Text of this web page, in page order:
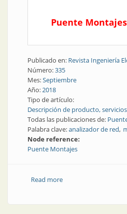
Puente Montajes
Publicado en: Revista Ingeniería
Número:335
Mes:Septiembre
Año:2018
Tipo de artículo:
Descripción de producto,
Todas las publicaciones de:
Palabra clave:analizador de red
Node reference:
Puente Montajes
Read moreabout Control y